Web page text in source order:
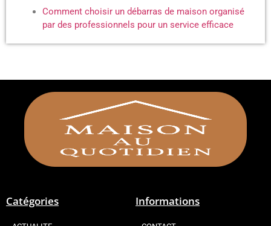
Comment choisir un débarras de maison organisé
par des professionnels pour un service efficace
Catégories Informations